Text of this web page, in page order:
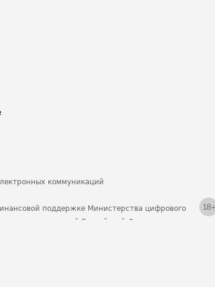
коммуникаций
поддержке Министерства цифрового
коммуникаций Российской Федерации